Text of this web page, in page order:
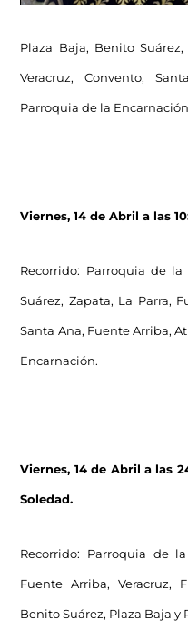
Plaza Baja, Benito
Veracruz, Convento,
Parroquia de la
Viernes, 14 de Abril a las
Recorrido: Parroquia de
Suárez, Zapata, La Parra,
Santa Ana, Fuente Arriba,
Encarnación.
Viernes, 14 de Abril a las
Soledad.
Recorrido: Parroquia de
Fuente Arriba, Veracruz,
Benito Suárez, Plaza Baja